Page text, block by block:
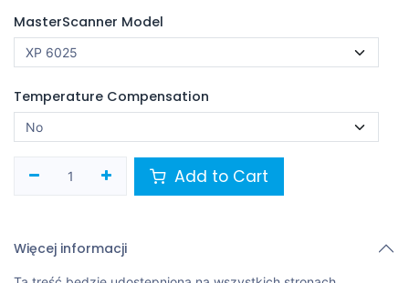
MasterScanner Model
Temperature Compensation
Add to Cart
Więcej informacji